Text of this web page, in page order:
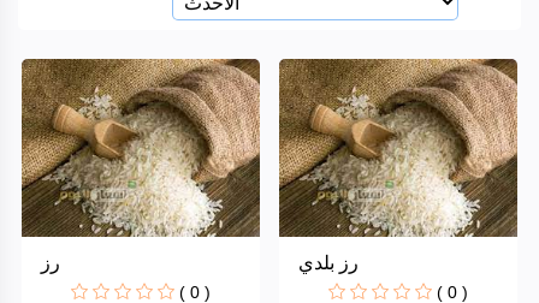
العلامات
التجارية
Zaraرز
( 0 )
رز بلدي
( 0 )